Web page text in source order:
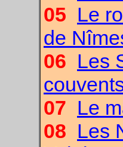
05 Le
de
06 Les
07 Le
08 Les